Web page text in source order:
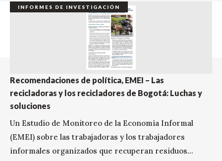
INFORMES DE INVESTIGACIÓN
Recomendaciones de política, EMEI – Las
recicladoras y los recicladores de Bogotá: Luchas y
soluciones
Un Estudio de Monitoreo de la Economía Informal
(EMEI) sobre las trabajadoras y los trabajadores
informales organizados que recuperan residuos...